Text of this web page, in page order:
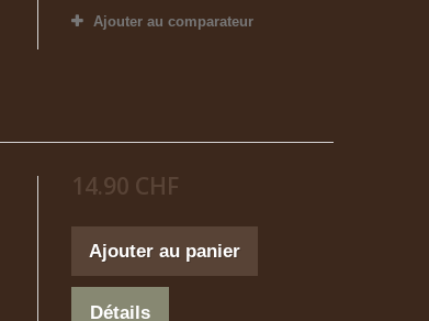
Ajouter au comparateur
14.90 CHF
Ajouter au panier
Détails